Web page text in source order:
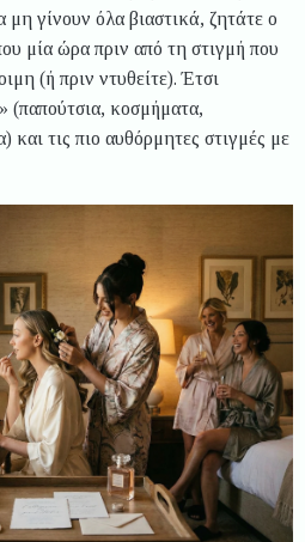
γίνουν όλα βιαστικά, ζητάτε ο
μία ώρα πριν από τη στιγμή που
(ή πριν ντυθείτε). Έτσι
(παπούτσια, κοσμήματα,
και τις πιο αυθόρμητες στιγμές με